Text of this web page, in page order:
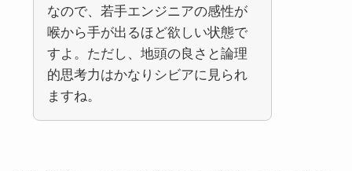
なので、若手エンジニアの感性が
喉から手が出るほど欲しい状態で
すよ。ただし、地頭の良さと論理
的思考力はかなりシビアに見られ
ますね。